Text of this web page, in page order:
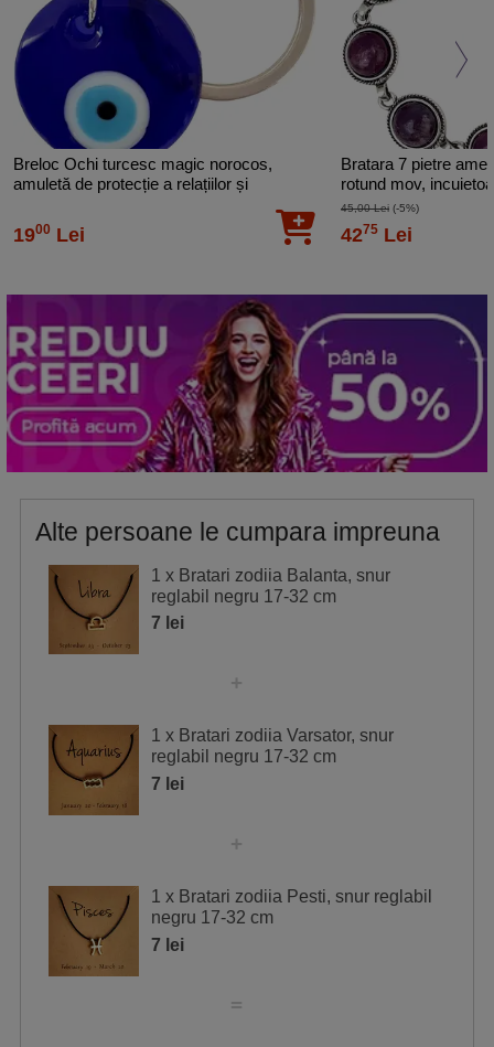
Breloc Ochi turcesc magic norocos,
amuletă de protecție a relațiilor și
1900 Lei
Bratara 7 pietre
rotund mov,
45,00 Lei (-5%)
4275 Lei
Alte persoane le cumpara impreuna
1 x Bratari zodiia Balanta, snur
reglabil negru 17-32 cm
7 lei
1 x Bratari zodiia Varsator, snur
reglabil negru 17-32 cm
7 lei
1 x Bratari zodiia Pesti, snur reglabil
negru 17-32 cm
7 lei